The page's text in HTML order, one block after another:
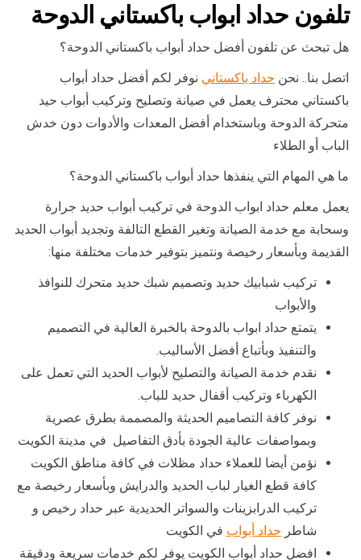
تلفون حداد ابواب باكستاني الدوحة
هل تبحث عن تلفون أفضل حداد أبواب باكستاني الدوحة؟
اتصل بنا.. نحن حداد باكستاني نوفر لكم أفضل حداد أبواب
باكستاني محترف يعمل في صيانة وتصليح وتركيب أبواب حيد
متحركة الدوحة وباستخدام أفضل المعدات والأدوات دون خدش
الباب أو الطلاء
ما هي المهام التي ينفذها حداد أبواب باكستاني الدوحة؟
يعمل معلم حداد ابواب الدوحة في تركيب أبواب حديد جرارة
وسحابة مع خدمة الصيانة وتغير القطع التالفة وتجديد أبواب الحديد
القديمة وبأسعار رخيصة ونتميز بتوفير خدمات مختلفة منها:
تركيب شبابيك حديد وتصميم شبك حديد متحرك للنوافذ
والأبواب
يتمتع حداد ابواب بالدوحة بالخبرة العالية في التصميم
والتنفيذ وبأتباع أفضل الأساليب.
نقدم خدمة الصيانة والتصليح لأبواب الحديد التي تعمل على
الكهرباء وتركيب أقفال حديد للباب.
نوفر كافة التصاميم الحديثة والمصممة بطرق عصرية
وبمواصفات عالية الجودة بأدق التفاصيل في مدينة الكويت
نؤمن أيضا للعملاء حداد مظلات في كافة مناطق الكويت
كافة قطع الغيار لباب الحديد والدرايش وبأسعار رخيصة مع
تركيب الدرابزينات والسواتر الحديدية عبر حداد رخيص و
شاطر حداد أبواب في الكويت
افضل حداد أبواب الكويت يوفر لكم خدمات سريعة ودقيقة